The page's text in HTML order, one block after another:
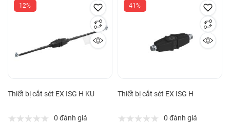
12%
Thiết bị cắt sét EX ISG H KU
0 đánh giá
41%
Thiết bị cắt sét EX ISG H
0 đánh giá